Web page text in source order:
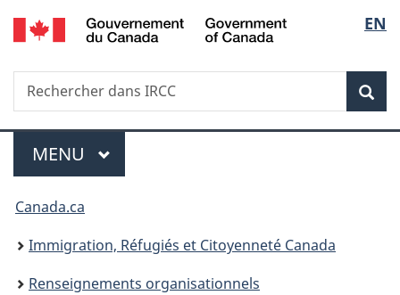
Passer
au
Passer
à
du
Passer
à
simplifiée
de
la
EN
Recherche
Rechercher
dans
Menu
MENU PRINCIPAL
Vous
êtes
ici :
Canada.ca
Immigration, Réfugiés et Citoyenneté Canada
Renseignements organisationnels